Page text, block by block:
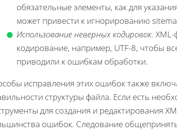
обязательные элементы, какдля
может привести к игнорированию
Использование неверных кодировок.
кодирование, например, UTF-8, чтобы
приводили к ошибкам обработки.
исправления этих ошибок также
структуры файла. Если есть
для создания и редактирования
ошибок. Следование